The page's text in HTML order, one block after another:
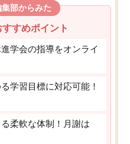
部からみた
すめポイント
学会の指導をオンライ
学習目標に対応可能！
柔軟な体制！月謝は